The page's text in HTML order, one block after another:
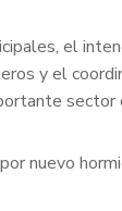
el
y el
sector
nuevo